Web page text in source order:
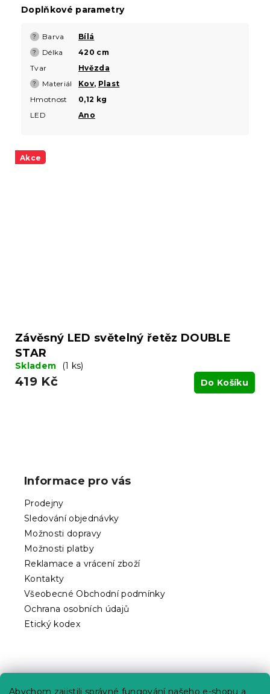
Abychom zajistili správné fungování našeho e-shopu a
Doplňkové parametry
? Barva Bílá
? Délka
420 cm
Tvar
Hvězda
? Materiál Kov, Plast
Hmotnost
0,12 kg
LED
Ano
Akce
Závěsný LED světelný řetěz DOUBLE
STAR
Skladem (1 ks)
419 Kč Do Košíku
Informace pro vás
Prodejny
Sledování objednávky
Možnosti dopravy
Možnosti platby
Reklamace a vrácení zboží
Kontakty
Všeobecné Obchodní podmínky
Ochrana osobních údajů
Etický kodex